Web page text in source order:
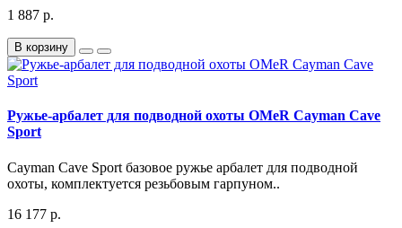
1 887 р.
В корзину
Ружье-арбалет для подводной охоты OMeR Cayman Cave
Sport
Cayman Cave Sport базовое ружье арбалет для подводной
охоты, комплектуется резьбовым гарпуном..
16 177 р.